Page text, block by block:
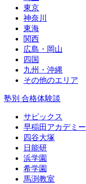
東京
神奈川
東海
関西
広島・岡山
四国
九州・沖縄
その他のエリア
塾別 合格体験談
サピックス
早稲田アカデミー
四谷大塚
日能研
浜学園
希学園
馬渕教室